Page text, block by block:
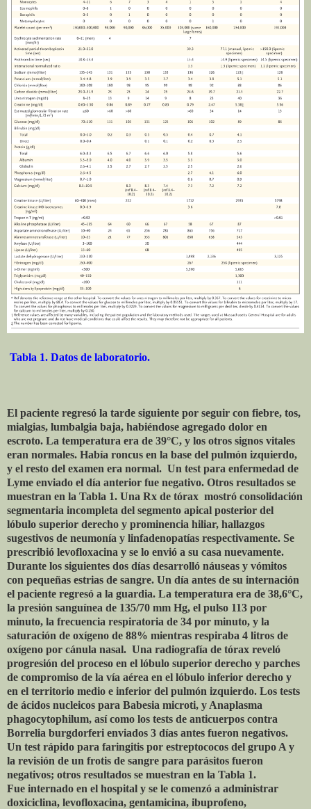
Tabla 1. Datos de laboratorio.
El paciente regresó la tarde siguiente por seguir con fiebre, tos,
mialgias, lumbalgia baja, habiéndose agregado dolor en
escroto. La temperatura era de 39°C, y los otros signos vitales
eran normales. Había roncus en la base del pulmón izquierdo,
y el resto del examen era normal. Un test para enfermedad de
Lyme enviado el día anterior fue negativo. Otros resultados se
muestran en la Tabla 1. Una Rx de tórax mostró consolidación
segmentaria incompleta del segmento apical posterior del
lóbulo superior derecho y prominencia hiliar, hallazgos
sugestivos de neumonía y linfadenopatías respectivamente. Se
prescribió levofloxacina y se lo envió a su casa nuevamente.
Durante los siguientes dos días desarrolló náuseas y vómitos
con pequeñas estrias de sangre. Un día antes de su internación
el paciente regresó a la guardia. La temperatura era de 38,6°C,
la presión sanguínea de 135/70 mm Hg, el pulso 113 por
minuto, la frecuencia respiratoria de 34 por minuto, y la
saturación de oxígeno de 88% mientras respiraba 4 litros de
oxígeno por cánula nasal. Una radiografía de tórax reveló
progresión del proceso en el lóbulo superior derecho y parches
de compromiso de la vía aérea en el lóbulo inferior derecho y
en el territorio medio e inferior del pulmón izquierdo. Los tests
de ácidos nucleicos para Babesia microti, y Anaplasma
phagocytophilum, así como los tests de anticuerpos contra
Borrelia burgdorferi enviados 3 días antes fueron negativos.
Un test rápido para faringitis por estreptococos del grupo A y
la revisión de un frotis de sangre para parásitos fueron
negativos; otros resultados se muestran en la Tabla 1.
Fue internado en el hospital y se le comenzó a administrar
doxiciclina, levofloxacina, gentamicina, ibuprofeno,